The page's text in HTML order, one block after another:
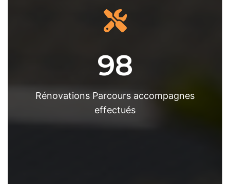
98
Rénovations Parcours accompagnes
effectués